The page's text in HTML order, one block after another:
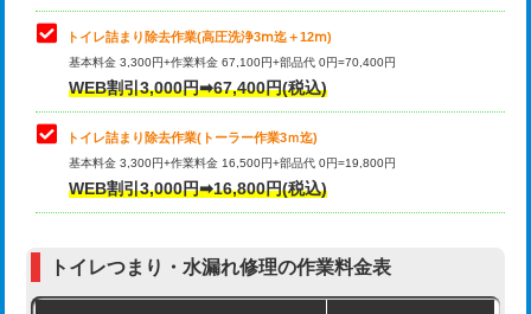
トイレ詰まり除去作業(高圧洗浄3ⅿ迄＋12ⅿ)
基本料金 3,300円+作業料金 67,100円+部品代 0円=70,400円
WEB割引3,000円➡67,400円(税込)
トイレ詰まり除去作業(トーラー作業3ｍ迄)
基本料金 3,300円+作業料金 16,500円+部品代 0円=19,800円
WEB割引3,000円➡16,800円(税込)
トイレつまり・水漏れ修理の作業料金表